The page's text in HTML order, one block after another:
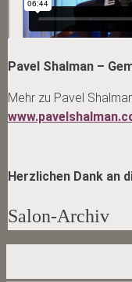
Pavel Shalman –
Mehr zu Pavel
Herzlichen Dank an
Salon-Archiv